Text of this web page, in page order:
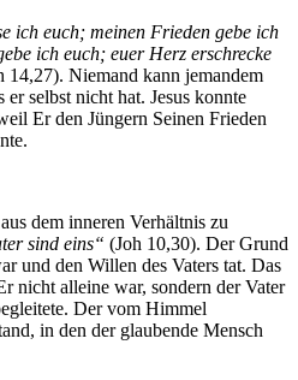
ich euch; meinen Frieden gebe ich
ich euch; euer Herz erschrecke
14,27). Niemand kann jemandem
er selbst nicht hat. Jesus konnte
Er den Jüngern Seinen Frieden
dem inneren Verhältnis zu
sind eins“ (Joh 10,30). Der Grund
und den Willen des Vaters tat. Das
nicht alleine war, sondern der Vater
Der vom Himmel
in den der glaubende Mensch